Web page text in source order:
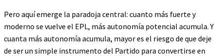
Pero aquí emerge la paradoja central: cuanto más fuerte y
moderno se vuelve el EPL, más autonomía potencial acumula. Y
cuanta más autonomía acumula, mayor es el riesgo de que deje
de ser un simple instrumento del Partido para convertirse en